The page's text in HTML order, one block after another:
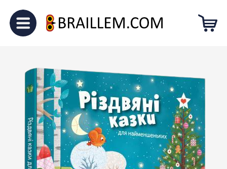
Головна Для малечі
“Різдвяні
казки для найменшеньких”